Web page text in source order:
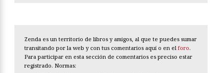
Zenda es un territorio de libros y amigos, al que te puedes sumar
transitando por la web y con tus comentarios aquí o en el foro.
Para participar en esta sección de comentarios es preciso estar
registrado. Normas: